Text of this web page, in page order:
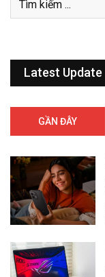
Latest Update
GẦN ĐÂY